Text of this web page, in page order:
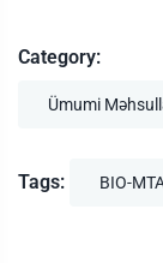
Category:
Ümumi
Tags: BIO-